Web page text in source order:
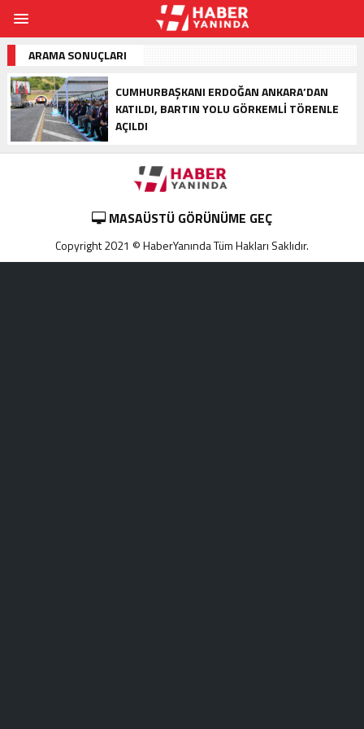
ARAMA SONUÇLARI
CUMHURBAŞKANI ERDOĞAN ANKARA’DAN
KATILDI, BARTIN YOLU GÖRKEMLI TÖRENLE
AÇILDI
MASAÜSTÜ GÖRÜNÜME GEÇ
Copyright 2021 © HaberYanında Tüm Hakları Saklıdır.